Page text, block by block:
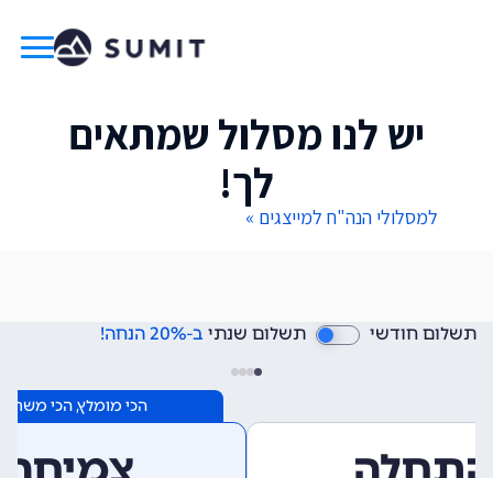
יש לנו מסלול שמתאים
לך!
למסלולי הנה"ח למייצגים »